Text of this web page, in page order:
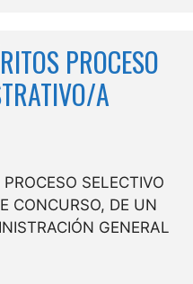
PROCESO
A
SELECTIVO
CONCURSO, DE UN
GENERAL